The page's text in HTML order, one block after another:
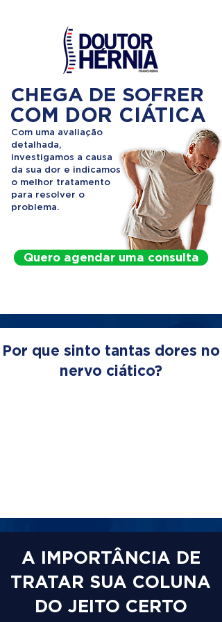
CHEGA DE SOFRER
COM DOR CIÁTICA
Com uma avaliação
detalhada,
investigamos a causa
da sua dor e indicamos
o melhor tratamento
para resolver o
problema.
Quero agendar uma consulta
Por que sinto tantas dores no
nervo ciático?
A IMPORTÂNCIA DE
TRATAR SUA COLUNA
DO JEITO CERTO